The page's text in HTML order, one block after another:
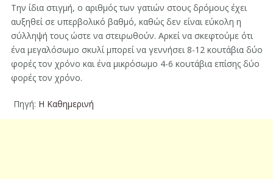
Την ίδια στιγμή, ο αριθμός των γατιών στους δρόμους έχει
αυξηθεί σε υπερβολικό βαθμό, καθώς δεν είναι εύκολη η
σύλληψή τους ώστε να στειρωθούν. Αρκεί να σκεφτούμε ότι
ένα μεγαλόσωμο σκυλί μπορεί να γεννήσει 8-12 κουτάβια δύο
φορές τον χρόνο και ένα μικρόσωμο 4-6 κουτάβια επίσης δύο
φορές τον χρόνο.
Πηγή: Η Καθημερινή